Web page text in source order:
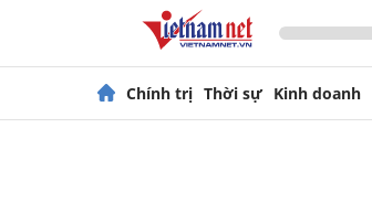
Chính trị Thời sự Kinh doanh